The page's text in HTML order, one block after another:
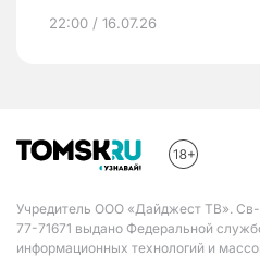
22:00 / 16.07.26
Учредитель ООО «Дайджест ТВ».
77-71671 выдано Федеральной
информационных технологий и